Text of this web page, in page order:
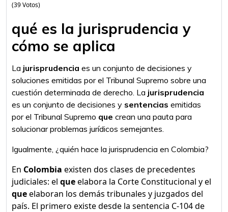
(39 Votos)
qué es la jurisprudencia y
cómo se aplica
La jurisprudencia es un conjunto de decisiones y
soluciones emitidas por el Tribunal Supremo sobre una
cuestión determinada de derecho. La jurisprudencia
es un conjunto de decisiones y sentencias emitidas
por el Tribunal Supremo que crean una pauta para
solucionar problemas jurídicos semejantes.
Igualmente, ¿quién hace la jurisprudencia en Colombia?
En Colombia existen dos clases de precedentes
judiciales: el queelabora la Corte Constitucional y el
queelaboran los demás tribunales y juzgados del
país. El primero existe desde la sentencia C-104 de